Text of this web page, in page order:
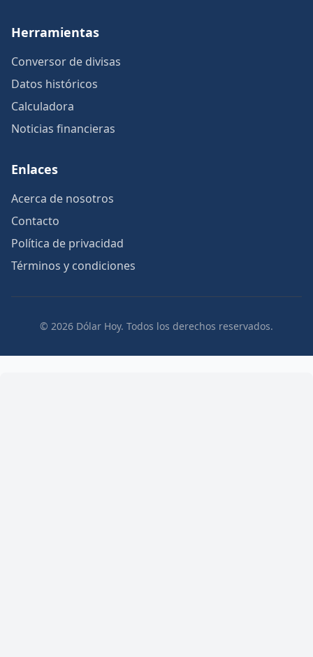
Herramientas
Conversor de divisas
Datos históricos
Calculadora
Noticias financieras
Enlaces
Acerca de nosotros
Contacto
Política de privacidad
Términos y condiciones
© 2026 Dólar Hoy. Todos los derechos reservados.